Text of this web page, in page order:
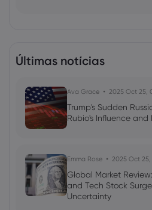
Últimas notícias
Ava Grace 2025 Oct 25,
Trump's Sudden
Rubio's Influence and
Emma Rose 2025 Oct
Global Market
and Tech Stock
Uncertainty